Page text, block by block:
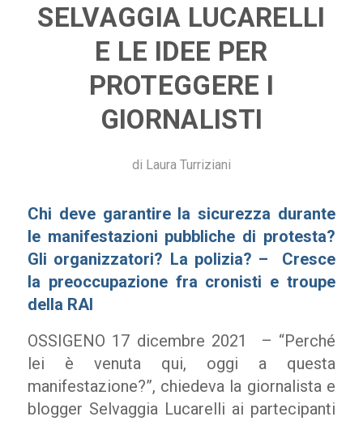
SELVAGGIA LUCARELLI
E LE IDEE PER
PROTEGGERE I
GIORNALISTI
di Laura Turriziani
Chi deve garantire la sicurezza durante
le manifestazioni pubbliche di protesta?
Gli organizzatori? La polizia? – Cresce
la preoccupazione fra cronisti e troupe
della RAI
OSSIGENO 17 dicembre 2021 – “Perché
lei è venuta qui, oggi a questa
manifestazione?”, chiedeva la giornalista e
blogger Selvaggia Lucarelli ai partecipanti